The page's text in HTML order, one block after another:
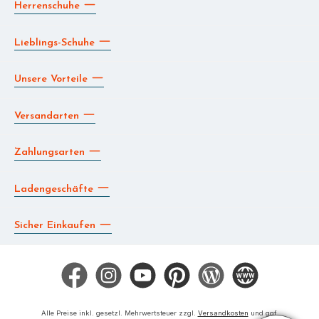
Herrenschuhe
Lieblings-Schuhe
Unsere Vorteile
Versandarten
Zahlungsarten
Ladengeschäfte
Sicher Einkaufen
Facebook Instagram YouTube Pinterest Blog Die BERG App
Alle Preise inkl. gesetzl. Mehrwertsteuer zzgl. Versandkosten und ggf.